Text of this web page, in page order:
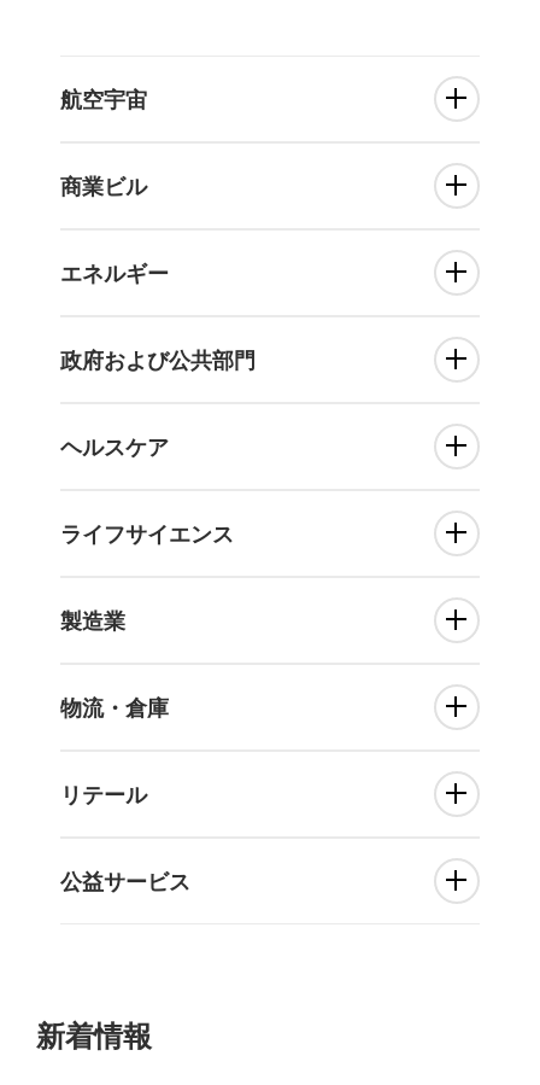
航空宇宙
商業ビル
エネルギー
政府および公共部門
ヘルスケア
ライフサイエンス
製造業
物流・倉庫
リテール
公益サービス
新着情報